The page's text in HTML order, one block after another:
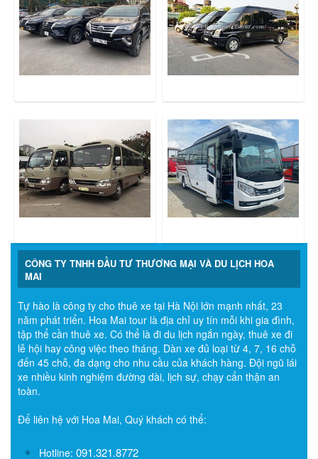
CÔNG TY TNHH ĐẦU TƯ THƯƠNG MẠI VÀ DU LỊCH HOA
MAI
Tự hào là công ty cho thuê xe tại Hà Nội lớn mạnh nhất, 23
năm phát triển. Hoa Mai tour là địa chỉ uy tín mỗi khi gia đình,
tập thể cần thuê xe. Có thể là đi du lịch ngắn ngày, thuê xe đi
lễ hội hay công việc theo tháng. Dàn xe đủ loại từ 4, 7, 16 chỗ
đến 45 chỗ, đa dạng cho nhu cầu của khách hàng. Đội ngũ lái
xe nhiều kinh nghiệm đường dài, lịch sự, chạy cẩn thận an
toàn.
Để liên hệ với Hoa Mai, Quý khách có thể:
Hotline: 091.321.8772